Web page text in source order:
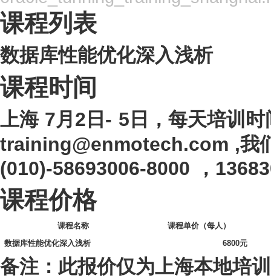
课程列表
数据库性能优化深入浅析
课程时间
上海 7月 2 日 - 5 日，每天培训时
training@enmotech.com ,我
(010)-58693006-8000 ，
课程价格
课程名称
课程单价（每人）
数据库性能优化深入浅析
6800元
备注：此报价仅为上海本地培